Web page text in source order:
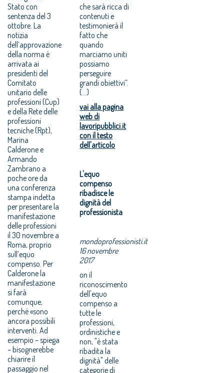
Stato con
sentenza del 3
ottobre. La
notizia
dell’approvazione
della norma è
arrivata ai
presidenti del
Comitato
unitario delle
professioni (Cup)
e della Rete delle
professioni
tecniche (Rpt),
Marina
Calderone e
Armando
Zambrano a
poche ore da
una conferenza
stampa indetta
per presentare la
manifestazione
delle professioni
il 30 novembre a
Roma, proprio
sull’equo
compenso. Per
Calderone la
manifestazione
si farà
comunque,
perché «sono
ancora possibili
interventi. Ad
esempio – spiega
– bisognerebbe
chiarire il
passaggio nel
che sarà ricca di
contenuti e
testimonierà il
fatto che
quando
marciamo uniti
possiamo
perseguire
grandi obiettivi”.
(...)
vai alla pagina
web di
lavoripubblici.it
con il testo
dell'articolo
L'equo
compenso
ribadisce le
dignità del
professionista
mondoprofessionisti.it
16 novembre
2017
on il
riconoscimento
dell'equo
compenso a
tutte le
professioni,
ordinistiche e
non, "è stata
ribadita la
dignità" delle
categorie di